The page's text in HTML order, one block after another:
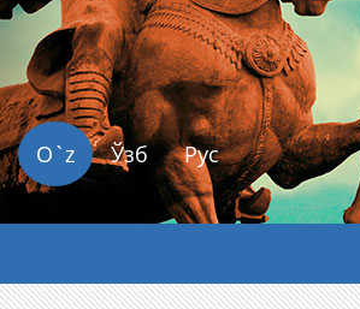
O`z Ўзб Рус